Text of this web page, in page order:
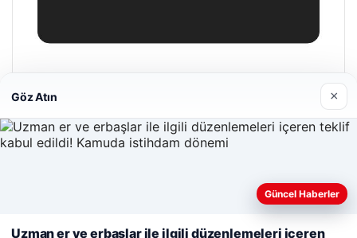
26/05/2026
Web sitemizi nasıl kullandığınızı daha iyi anlayabilmek,
kullanıyoruz.
Çerez Politikamız
Göz Atın ×
Güncel Haberler
Uzman er ve erbaşlar ile ilgili düzenlemeleri içeren